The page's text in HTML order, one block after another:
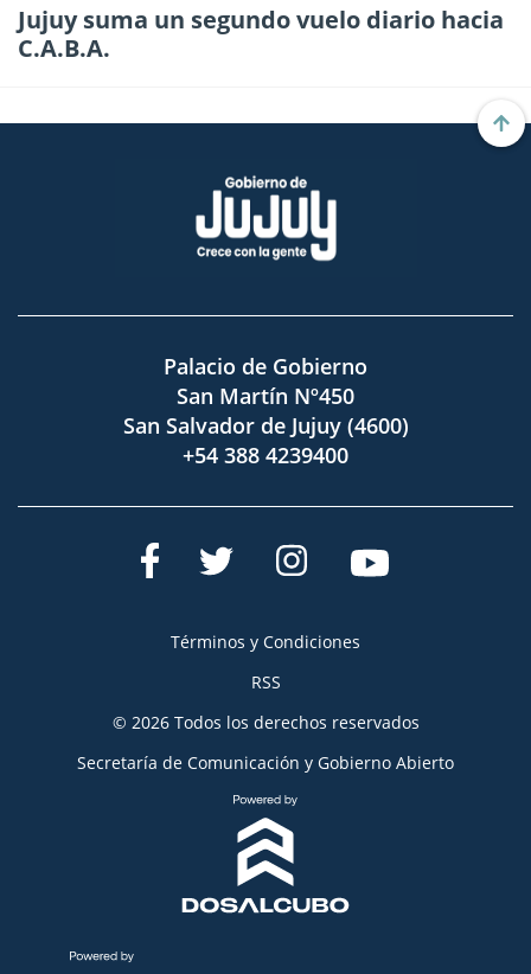
Jujuy suma un segundo vuelo diario hacia
C.A.B.A.
Palacio de Gobierno
San Martín Nº450
San Salvador de Jujuy (4600)
+54 388 4239400
Términos y Condiciones
RSS
© 2026 Todos los derechos reservados
Secretaría de Comunicación y Gobierno Abierto